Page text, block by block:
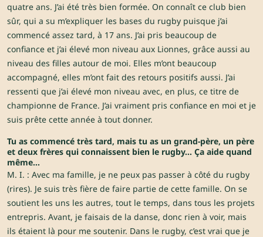
quatre ans. J’ai été très bien formée. On connaît ce club bien
sûr, qui a su m’expliquer les bases du rugby puisque j’ai
commencé assez tard, à 17 ans. J’ai pris beaucoup de
confiance et j’ai élevé mon niveau aux Lionnes, grâce aussi au
niveau des filles autour de moi. Elles m’ont beaucoup
accompagné, elles m’ont fait des retours positifs aussi. J’ai
ressenti que j’ai élevé mon niveau avec, en plus, ce titre de
championne de France. J’ai vraiment pris confiance en moi et je
suis prête cette année à tout donner.
Tu as commencé très tard, mais tu as un grand-père, un père
et deux frères qui connaissent bien le rugby… Ça aide quand
même…
M. I. : Avec ma famille, je ne peux pas passer à côté du rugby
(rires). Je suis très fière de faire partie de cette famille. On se
soutient les uns les autres, tout le temps, dans tous les projets
entrepris. Avant, je faisais de la danse, donc rien à voir, mais
ils étaient là pour me soutenir. Dans le rugby, c’est vrai que je